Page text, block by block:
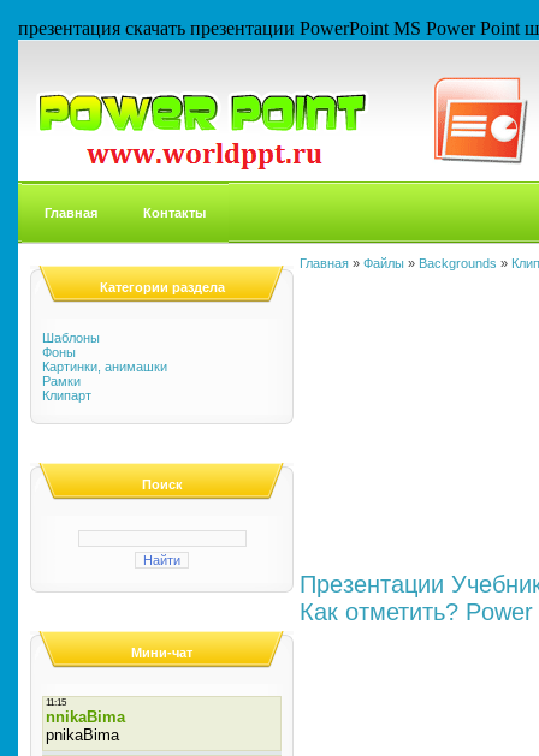
презентация скачать презентации PowerPoint MS Power
Главная Контакты
Категории раздела
Шаблоны
Фоны
Картинки, анимашки
Рамки
Клипарт
Поиск
Мини-чат
Главная » Файлы » Backgrounds »
Презентации
Как отметить?